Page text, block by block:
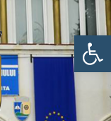
Deschide bara de unelte